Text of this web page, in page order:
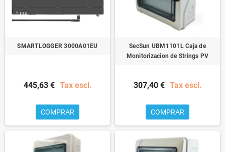
SMARTLOGGER 3000A01EU
445,63 € Tax escl.
COMPRAR
SecSun UBM1101L Caja de
Monitorizacion de Strings PV
307,40 € Tax escl.
COMPRAR